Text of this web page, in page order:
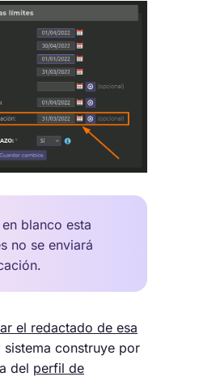
blanco esta
no se enviará
el redactado de esa
sistema construye por
del perfil de